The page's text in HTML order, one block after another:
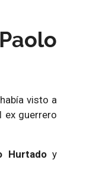
visto a
ex guerrero
Hurtadoy